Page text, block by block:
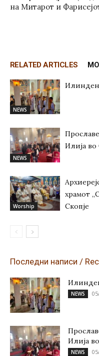
на Митарот и
RELATED ARTICLES
NEWS
NEWS
Илија
Worship
храмот
Скопје
Последни написи /
NEWS
Илија
NEWS